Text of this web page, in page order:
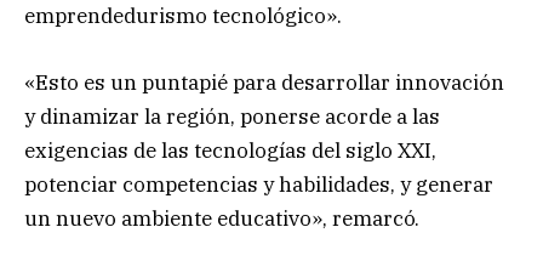
emprendedurismo tecnológico».
«Esto es un puntapié para desarrollar innovación
y dinamizar la región, ponerse acorde a las
exigencias de las tecnologías del siglo XXI,
potenciar competencias y habilidades, y generar
un nuevo ambiente educativo», remarcó.